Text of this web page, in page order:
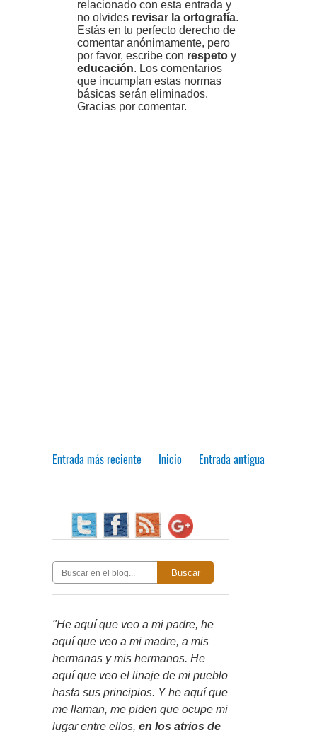
relacionado con esta entrada y
no olvides revisar la ortografía.
Estás en tu perfecto derecho de
comentar anónimamente, pero
por favor, escribe con respeto y
educación. Los comentarios
que incumplan estas normas
básicas serán eliminados.
Gracias por comentar.
Entrada más reciente Entrada antigua
Inicio
Buscar
"He aquí que veo a mi padre, he
aquí que veo a mi madre, a mis
hermanas y mis hermanos. He
aquí que veo el linaje de mi pueblo
hasta sus principios. Y he aquí que
me llaman, me piden que ocupe mi
lugar entre ellos, en los atrios de